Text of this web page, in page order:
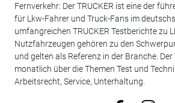
Fernverkehr: Der TRUCKER ist eine der
für Lkw-Fahrer und Truck-Fans im
umfangreichen TRUCKER Testberichte zu
Nutzfahrzeugen gehören zu den
und gelten als Referenz in der Branche. Der
monatlich über die Themen Test und
Arbeitsrecht, Service, Unterhaltung.